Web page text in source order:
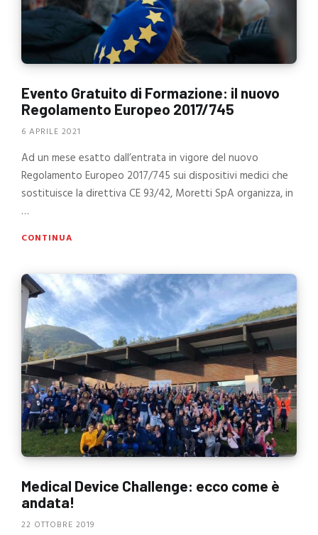
Evento Gratuito di Formazione: il nuovo
Regolamento Europeo 2017/745
6 APRILE 2021
Ad un mese esatto dall’entrata in vigore del nuovo
Regolamento Europeo 2017/745 sui dispositivi medici che
sostituisce la direttiva CE 93/42, Moretti SpA organizza, in
…
CONTINUA
Medical Device Challenge: ecco come è
andata!
22 OTTOBRE 2019